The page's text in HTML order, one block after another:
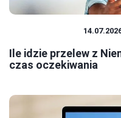
Ile idzie przelew z
czas oczekiwania